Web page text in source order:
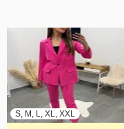
S, M, L, XL, XXL